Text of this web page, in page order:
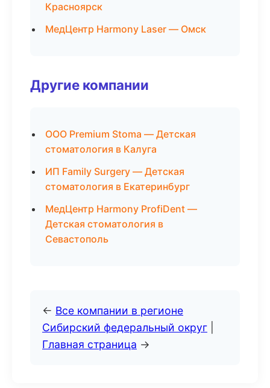
Красноярск
МедЦентр Harmony Laser — Омск
Другие компании
ООО Premium Stoma — Детская
стоматология в Калуга
ИП Family Surgery — Детская
стоматология в Екатеринбург
МедЦентр Harmony ProfiDent —
Детская стоматология в
Севастополь
← Все компании в регионе
Сибирский федеральный округ
Главная страница →